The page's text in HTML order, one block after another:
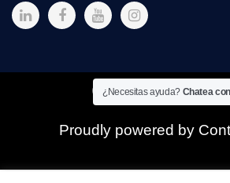
Copyright © 2025
Proudly powered by
¿Necesitas ayuda? Chatea